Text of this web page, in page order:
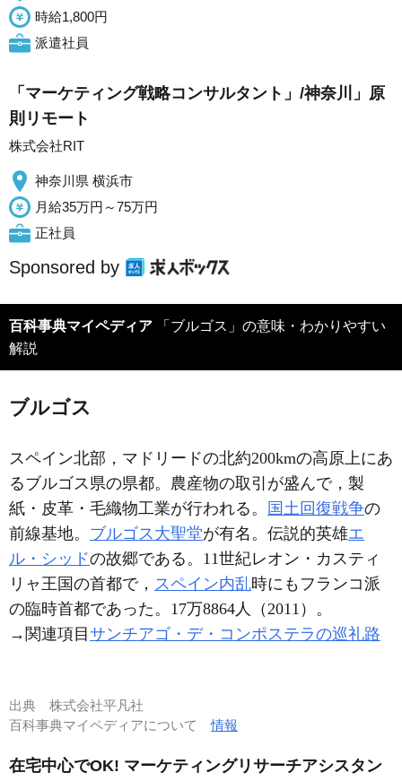
時給1,800円
派遣社員
「マーケティング戦略コンサルタント」/神奈川」原
則リモート
株式会社RIT
神奈川県 横浜市
月給35万円～75万円
正社員
Sponsored by
百科事典マイペディア 「ブルゴス」の意味・わかりやすい
解説
ブルゴス
スペイン北部，マドリードの北約200kmの高原上にあ
るブルゴス県の県都。農産物の取引が盛んで，製
紙・皮革・毛織物工業が行われる。
国土回復戦争の
前線基地。 ブルゴス大聖堂が有名。伝説的英雄エ
ル・シッドの故郷である。11世紀レオン・カスティ
リャ王国の首都で， スペイン内乱時にもフランコ派
の臨時首都であった。17万8864人（2011）。
→関連項目 サンチアゴ・デ・コンポステラの巡礼路
出典 株式会社平凡社
百科事典マイペディアについて情報
在宅中心でOK! マーケティングリサーチアシスタン